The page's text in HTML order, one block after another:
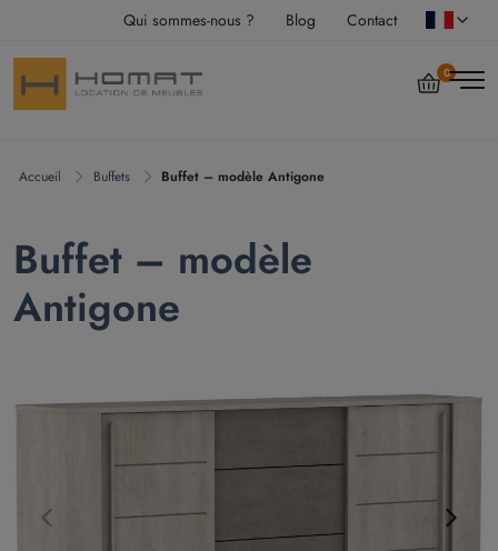
Qui sommes-nous ? Blog Contact
0
Accueil Buffets Buffet – modèle Antigone
Buffet – modèle
Antigone